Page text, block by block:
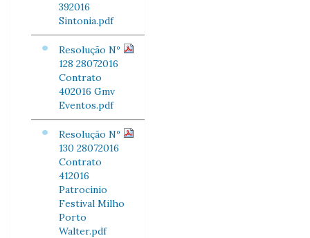
392016
Sintonia.pdf
Resolução Nº
128 28072016
Contrato
402016 Gmv
Eventos.pdf
Resolução Nº
130 28072016
Contrato
412016
Patrocinio
Festival Milho
Porto
Walter.pdf